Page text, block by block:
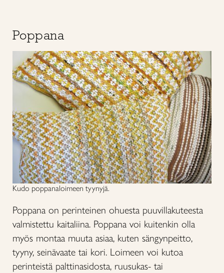
Poppana
Kudo poppanaloimeen tyynyjä.
Poppana on perinteinen ohuesta puuvillakuteesta
valmistettu kaitaliina. Poppana voi kuitenkin olla
myös montaa muuta asiaa, kuten sängynpeitto,
tyyny, seinävaate tai kori. Loimeen voi kutoa
perinteistä palttinasidosta, ruusukas- tai